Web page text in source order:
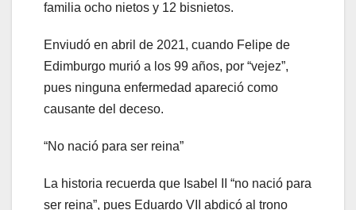
familia ocho nietos y 12 bisnietos.
Enviudó en abril de 2021, cuando Felipe de
Edimburgo murió a los 99 años, por “vejez”,
pues ninguna enfermedad apareció como
causante del deceso.
“No nació para ser reina”
La historia recuerda que Isabel II “no nació para
ser reina”, pues Eduardo VII abdicó al trono